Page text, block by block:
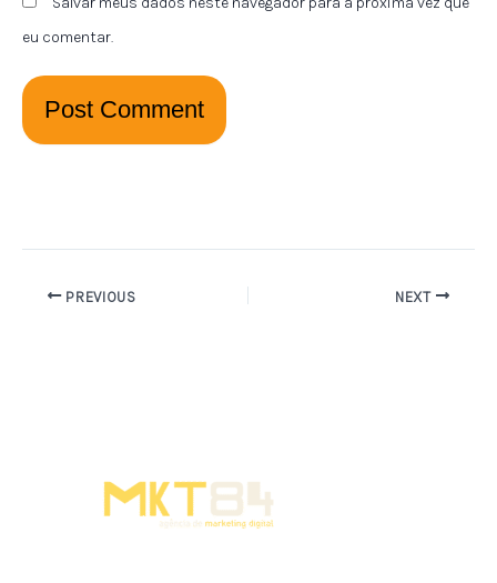
eu comentar.
PREVIOUS NEXT